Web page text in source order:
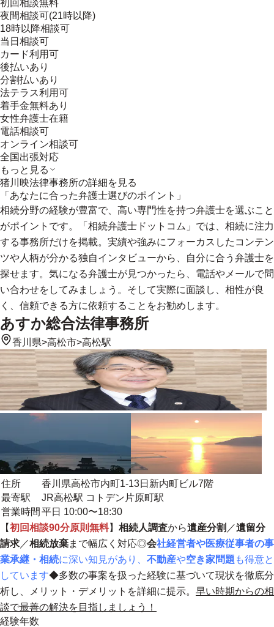
初回相談無料
夜間相談可(21時以降)
18時以降相談可
当日相談可
カード利用可
後払いあり
分割払いあり
法テラス利用可
着手金無料あり
女性弁護士在籍
電話相談可
オンライン相談可
全国出張対応
もっと見る
猪川映法律事務所の詳細を見る
「あなたに合った弁護士選びのポイント」
相続分野の経験が豊富で、高い専門性を持つ弁護士を選ぶこと
がポイントです。「相続弁護士ドットコム」では、相続に注力
する事務所だけを掲載。実績や強みにフォーカスしたコンテン
ツや人柄が分かる独自インタビューから、自分に合う弁護士を
探せます。気になる弁護士が見つかったら、電話やメールで問
い合わせをしてみましょう。そして実際に面談し、相性が良
く、信頼できる方に依頼することをお勧めします。
あすか総合法律事務所
香川県>高松市>高松駅
住所
香川県高松市内町1-13日新内町ビル7階
最寄駅
JR高松駅 コトデン片原町駅
営業時間 平日 10:00〜18:30
【初回相談90分原則無料】 相続人調査から遺産分割 ／遺留分
請求 ／相続放棄まで幅広く対応◎会社経営者や医療従事者の事
業承継・相続に深い知見があり、 不動産や空き家問題 も得意と
しています◆多数の事案を扱った経験に基づいて現状を徹底分
析し、メリット・デメリットを詳細に提示。 早い時期からの相
談で最善の解決を目指しましょう！
経験年数